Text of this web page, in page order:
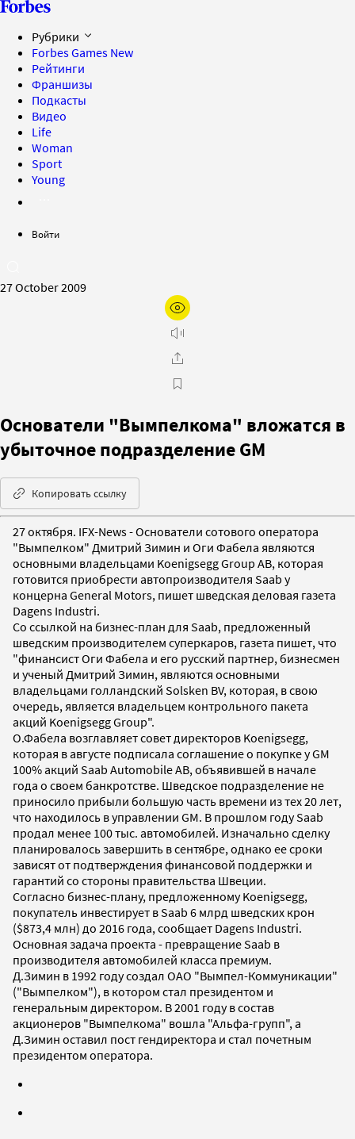
Рубрики
Forbes Games New
Рейтинги
Франшизы
Подкасты
Видео
Life
Woman
Sport
Young
Войти
27 October 2009
Основатели "Вымпелкома" вложатся в
убыточное подразделение GM
Копировать ссылку
27 октября. IFX-News - Основатели сотового оператора
"Вымпелком" Дмитрий Зимин и Оги Фабела являются
основными владельцами Koenigsegg Group AB, которая
готовится приобрести автопроизводителя Saab у
концерна General Motors, пишет шведская деловая газета
Dagens Industri.
Со ссылкой на бизнес-план для Saab, предложенный
шведским производителем суперкаров, газета пишет, что
"финансист Оги Фабела и его русский партнер, бизнесмен
и ученый Дмитрий Зимин, являются основными
владельцами голландский Solsken BV, которая, в свою
очередь, является владельцем контрольного пакета
акций Koenigsegg Group".
О.Фабела возглавляет совет директоров Koenigsegg,
которая в августе подписала соглашение о покупке у GM
100% акций Saab Automobile AB, объявившей в начале
года о своем банкротстве. Шведское подразделение не
приносило прибыли большую часть времени из тех 20 лет,
что находилось в управлении GM. В прошлом году Saab
продал менее 100 тыс. автомобилей. Изначально сделку
планировалось завершить в сентябре, однако ее сроки
зависят от подтверждения финансовой поддержки и
гарантий со стороны правительства Швеции.
Согласно бизнес-плану, предложенному Koenigsegg,
покупатель инвестирует в Saab 6 млрд шведских крон
($873,4 млн) до 2016 года, сообщает Dagens Industri.
Основная задача проекта - превращение Saab в
производителя автомобилей класса премиум.
Д.Зимин в 1992 году создал ОАО "Вымпел-Коммуникации"
("Вымпелком"), в котором стал президентом и
генеральным директором. В 2001 году в состав
акционеров "Вымпелкома" вошла "Альфа-групп", а
Д.Зимин оставил пост гендиректора и стал почетным
президентом оператора.